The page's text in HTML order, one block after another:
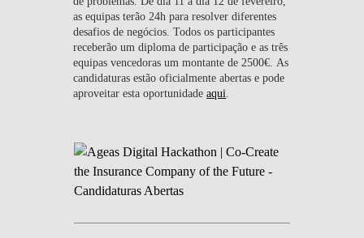
as equipas terão 24h para resolver diferentes
desafios de negócios. Todos os participantes
receberão um diploma de participação e as três
equipas vencedoras um montante de 2500€. As
candidaturas estão oficialmente abertas e pode
aproveitar esta oportunidadeaqui